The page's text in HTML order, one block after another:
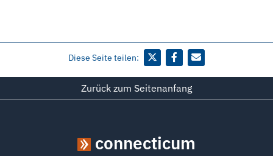
Diese Seite teilen:
Zurück zum Seitenanfang
connecticum